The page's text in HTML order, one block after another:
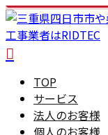
TOP
サービス
法人のお客様
個人のお客様